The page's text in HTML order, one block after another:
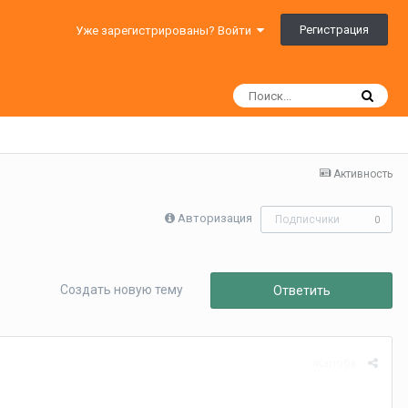
Уже зарегистрированы? Войти Регистрация
Активность
Авторизация Подписчики 0
Ответить
Создать новую тему